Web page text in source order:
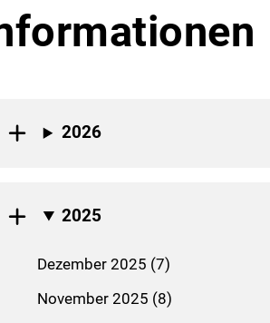
2026
2025
Dezember 2025 (7)
November 2025 (8)